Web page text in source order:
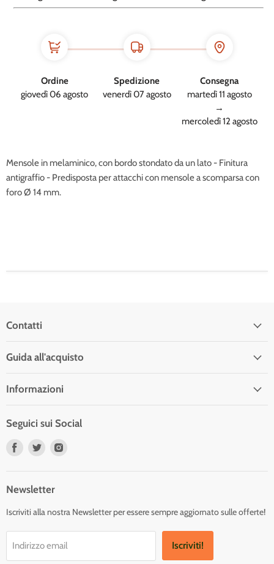
Ordine
giovedì 06 agosto
Spedizione
venerdì 07 agosto
Consegna
martedì 11 agosto
→
mercoledì 12 agosto
Mensole in melaminico, con bordo stondato da un lato - Finitura
antigraffio - Predisposta per attacchi con mensole a scomparsa con
foro Ø 14 mm.
Contatti
Guida all'acquisto
Informazioni
Seguici sui Social
Trovaci
Trovaci
Newsletter
Iscriviti alla nostra Newsletter per essere sempre aggiornato sulle offerte!
Indirizzo email Iscriviti!